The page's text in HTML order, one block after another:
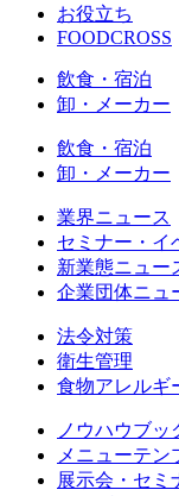
お役立ち
FOODCROSS
飲食・宿泊
卸・メーカー
飲食・宿泊
卸・メーカー
業界ニュース
セミナー・イ
新業態ニュー
企業団体ニュ
法令対策
衛生管理
食物アレルギ
ノウハウブッ
メニューテン
展示会・セミ